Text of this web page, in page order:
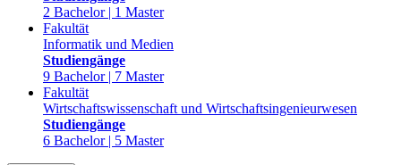
2 Bachelor | 1 Master
Fakultät
Informatik und Medien
Studiengänge
9 Bachelor | 7 Master
Fakultät
Wirtschaftswissenschaft und Wirtschaftsingenieurwesen
Studiengänge
6 Bachelor | 5 Master